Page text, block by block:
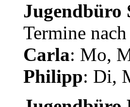
Jugendbüro
Termine
Carla: Mo,
Philipp: Di,